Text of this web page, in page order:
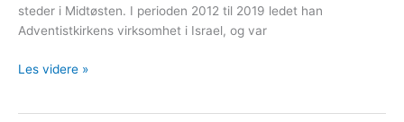
steder i Midtøsten. I perioden 2012 til 2019 ledet han
Adventistkirkens virksomhet i Israel, og var
Jesus,
Les videre »